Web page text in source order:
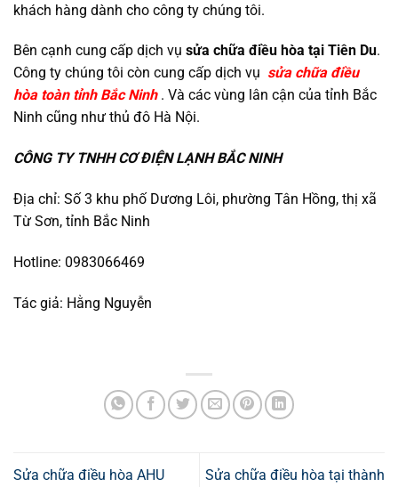
khách hàng dành cho công ty chúng tôi.
Bên cạnh cung cấp dịch vụ sửa chữa điều hòa tại Tiên Du.
Công ty chúng tôi còn cung cấp dịch vụ sửa chữa điều
hòa toàn tỉnh Bắc Ninh. Và các vùng lân cận của tỉnh Bắc
Ninh cũng như thủ đô Hà Nội.
CÔNG TY TNHH CƠ ĐIỆN LẠNH BẮC NINH
Địa chỉ: Số 3 khu phố Dương Lôi, phường Tân Hồng, thị xã
Từ Sơn, tỉnh Bắc Ninh
Hotline: 0983066469
Tác giả: Hằng Nguyễn
Sửa chữa điều hòa AHU
Sửa chữa điều hòa tại thành